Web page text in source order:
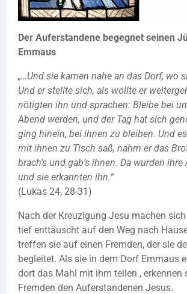
Der Auferstandene begegnet seinen
Emmaus
„…Und sie kamen nahe an das Dorf, wo
Und er stellte sich, als wollte er
nötigten ihn und sprachen: Bleibe bei
Abend werden, und der Tag hat sich
ging hinein, bei ihnen zu bleiben. Und
mit ihnen zu Tisch saß, nahm er das
brach’s und gab’s ihnen. Da wurden
und sie erkannten ihn.“
(Lukas 24, 28-31)
Nach der Kreuzigung Jesu machen
tief enttäuscht auf den Weg nach
treffen sie auf einen Fremden, der sie
begleitet. Als sie in dem Dorf Emmaus
dort das Mahl mit ihm teilen , erkennen
Fremden den Auferstandenen Jesus.